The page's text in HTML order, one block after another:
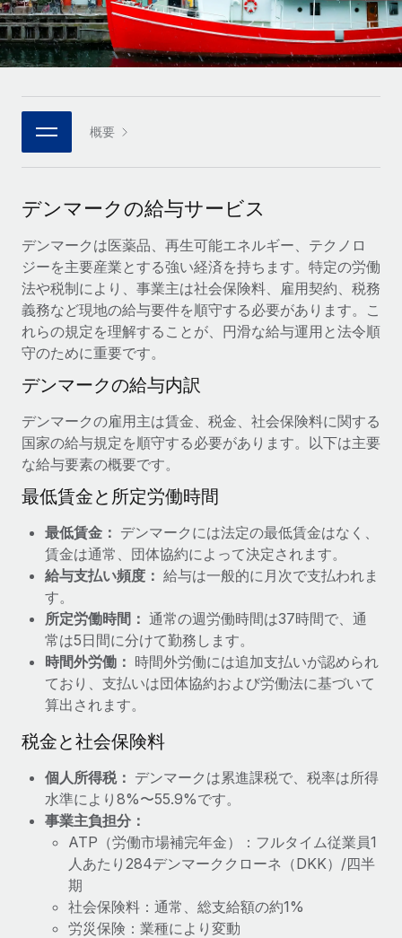
プラットフォーム
チームのための人事の基本機能を内蔵
接続 新しい
当社のMCPを使用して、あらゆるAIツールをRemoteに接続
統合
基本的なビジネスツールを活用して業務プロセスを効率化す
専門家に相談
グローバル人事・コンプライアンスの専門サポート
バックグラウンドチェック
候補者の選考プロセスをシンプルに
Compliance Watchtower
デバイス管理
ITデバイスを世界規模で提供・管理
法人設立
法令順守した法人をスピーディに設立
移住・転勤
従業員の異動をスムーズに
福利厚生
従業員の福利厚生を簡単に管理
企業
大企業向けのグローバルHR
パートナーに登録
戦略的テクノロジーパートナー
グローバルな人事機能を柔軟に自社プラットフォームへ統合
当社とのパートナーシップの可能性を検討する
Remote Build
近日リリース予定
統合とAI自動化に関するコンサルティング
活用事例
HR用語集
チェックリストおよびテンプレート
職務内容ライブラリ
ウェビナー
イベント
ニュースルーム
給与・人材情報
情報センター
サポートを依頼する
すべてのリソースを表示する
グローバル給与処理
EORおよびPEO
税務
ブログを読む
ブログ
Remoteの製品アップデート：GustoとXeroの統合お
よびContractor Management Plus（契約社員管理
Remoteの使命は、世界のどこにいても、あらゆる規模の企業が
業務に最適な人材を採用し、管理し、給与を支給できるようにす
ることです。この数週間で、新しい統合、機能、改良点をリリー
スしました。...
詳細を見る
給与詐欺：種類、事例、ビジネスを守る方法
Italiano
Português (Portugal)
日本語
한국어 概要
デンマークの給与サービス
デンマークは医薬品、再生可能エネルギー、テクノロ
ジーを主要産業とする強い経済を持ちます。特定の労働
法や税制により、事業主は社会保険料、雇用契約、税務
義務など現地の給与要件を順守する必要があります。こ
れらの規定を理解することが、円滑な給与運用と法令順
守のために重要です。
デンマークの給与内訳
デンマークの雇用主は賃金、税金、社会保険料に関する
国家の給与規定を順守する必要があります。以下は主要
な給与要素の概要です。
最低賃金と所定労働時間
最低賃金： デンマークには法定の最低賃金はなく、
賃金は通常、団体協約によって決定されます。
給与支払い頻度： 給与は一般的に月次で支払われま
す。
所定労働時間： 通常の週労働時間は37時間で、通
常は5日間に分けて勤務します。
時間外労働： 時間外労働には追加支払いが認められ
ており、支払いは団体協約および労働法に基づいて
算出されます。
税金と社会保険料
個人所得税： デンマークは累進課税で、税率は所得
水準により8%〜55.9%です。
事業主負担分：
ATP（労働市場補完年金）：フルタイム従業員1
人あたり284デンマーククローネ（DKK）/四半
期
社会保険料：通常、総支給額の約1%
労災保険：業種により変動